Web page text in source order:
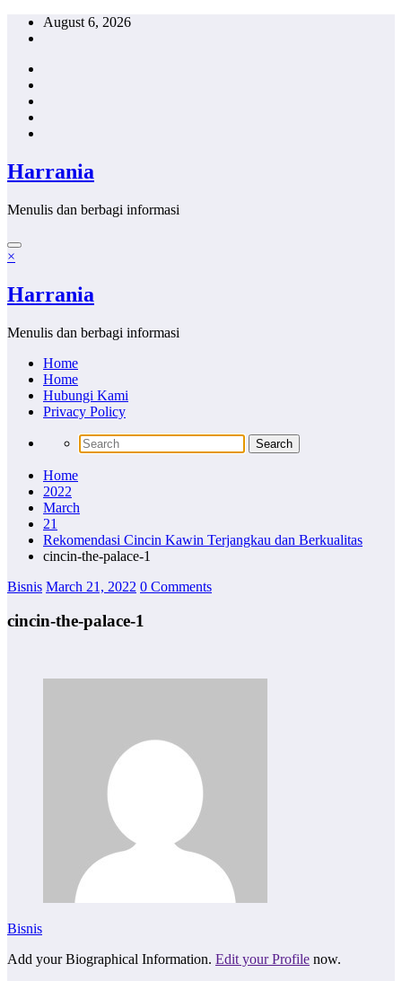
Skip
August 6, 2026
Harrania
Menulis dan berbagi informasi
×
Harrania
Menulis dan berbagi informasi
Home
Home
Hubungi Kami
Privacy Policy
Home
2022
March
21
Rekomendasi Cincin Kawin Terjangkau dan Berkualitas
cincin-the-palace-1
Bisnis March 21, 2022 0 Comments
cincin-the-palace-1
Bisnis
Add your Biographical Information. Edit your Profile now.